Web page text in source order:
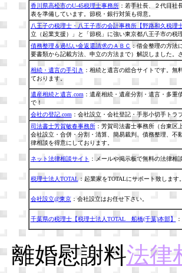
香川県高松市のU-45税理士事務所：若手社長、２代目社
表を準備しています。節税・銀行対策も得意。
八王子の税理士・八王子市の会計事務所【野路和久税理
立（起業支援）」と「節税」に強い東京都八王子市の税
債務整理＆過払い金返還請求のＡＢＣ ：借金整理の方法
要書類から記載方法、申立の方法まで）解説しました。
相続・遺言の手引き ：相続と遺言の総合サイトです。
ております。
遺産相続と遺言.com ：遺産相続・遺産分割・遺言・多
で！
会社の登記.com ：会社設立・会社登記・手形小切手トラ
司法書士芳賀敏春事務所：芳賀司法書士事務所（台東区
会社設立・合併・分割・清算、簡易裁判、債務整理、不
律相談を得意にしております。
ネット法律相談サイト ：メールや掲示板で無料の法律
税理士法人TOTAL：起業家をTOTALにサポート致します。
会社設立@東京：会社設立はお任せ下さい。
千葉県の税理士【税理士法人TOTAL 船橋(千葉)本部】
離婚慰謝料法律